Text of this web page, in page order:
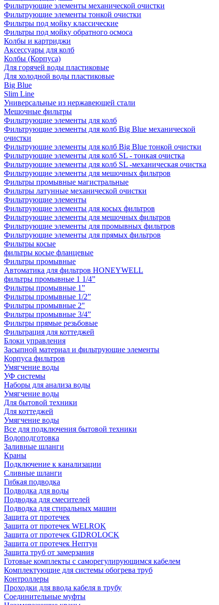
Фильтрующие элементы механической очистки
Фильтрующие элементы тонкой очистки
Фильтры под мойку классические
Фильтры под мойку обратного осмоса
Колбы и картриджи
Аксессуары для колб
Колбы (Корпуса)
Для горячей воды пластиковые
Для холодной воды пластиковые
Big Blue
Slim Line
Универсальные из нержавеющей стали
Мешочные фильтры
Фильтрующие элементы для колб
Фильтрующие элементы для колб Big Blue механической
очистки
Фильтрующие элементы для колб Big Blue тонкой очистки
Фильтрующие элементы для колб SL - тонкая очистка
Фильтрующие элементы для колб SL -механическая очистка
Фильтрующие элементы для мешочных фильтров
Фильтры промывные магистральные
Фильтры латунные механической очистки
Фильтрующие элементы
Фильтрующие элементы для косых фильтров
Фильтрующие элементы для мешочных фильтров
Фильтрующие элементы для промывных фильтров
Фильтрующие элементы для прямых фильтров
Фильтры косые
фильтры косые фланцевые
Фильтры промывные
Автоматика для фильтров HONEYWELL
фильтры промывные 1 1/4”
Фильтры промывные 1”
Фильтры промывные 1/2”
Фильтры промывные 2"
Фильтры промывные 3/4”
Фильтры прямые резьбовые
Фильтрация для коттеджей
Блоки управления
Засыпной материал и фильтрующие элементы
Корпуса фильтров
Умягчение воды
УФ системы
Наборы для анализа воды
Умягчение воды
Для бытовой техники
Для коттеджей
Умягчение воды
Все для подключения бытовой техники
Водоподготовка
Заливные шланги
Краны
Подключение к канализации
Сливные шланги
Гибкая подводка
Подводка для воды
Подводка для смесителей
Подводка для стиральных машин
Защита от протечек
Защита от протечек WELROK
Защита от протечек GIDROLOCK
Защита от протечек Нептун
Защита труб от замерзания
Готовые комплекты с саморегулирующимся кабелем
Комплектующие для системы обогрева труб
Контроллеры
Проходки для ввода кабеля в трубу
Соединительные муфты